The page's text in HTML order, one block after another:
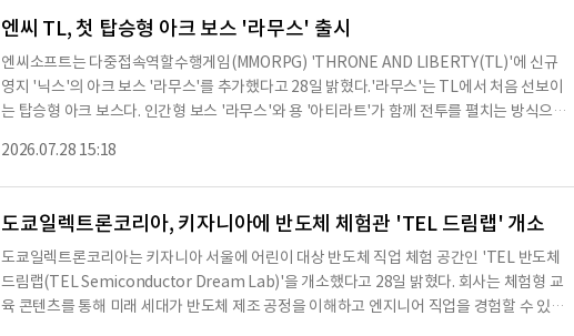
엔씨 TL, 첫 탑승형 아크 보스 '라무스' 출시
엔씨소프트는 다중접속역할수행게임(MMORPG) 'THRONE AND LIBERTY(TL)'에 신규
영지 '닉스'의 아크 보스 '라무스'를 추가했다고 28일 밝혔다.'라무스'는 TL에서 처음 선보이
는 탑승형 아크 보스다. 인간형 보스 '라무스'와 용 '아티라트'가 함께 전투를 펼치는 방식으로
계에서는 라무스가 아티라트에 탑승한 상태에서 공격을 이어가며, 아티라트는 공중 비행과 브
레스 공격 등을 사용한다. 이용자는 전용 탑승 무기인 '용격창'을 활용해 아티라트를 공략할 수
2026.07.28 15:18
도쿄일렉트론코리아, 키자니아에 반도체 체험관 'TEL 드림랩' 개소
도쿄일렉트론코리아는 키자니아 서울에 어린이 대상 반도체 직업 체험 공간인 'TEL 반도체
드림랩(TEL Semiconductor Dream Lab)'을 개소했다고 28일 밝혔다. 회사는 체험형 교
육 콘텐츠를 통해 미래 세대가 반도체 제조 공정을 이해하고 엔지니어 직업을 경험할 수 있도